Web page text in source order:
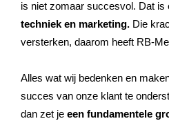
is niet zomaar succesvol. Dat is
techniek en marketing. Die
versterken, daarom heeft RB-
Alles wat wij bedenken en
succes van onze klant te
dan zet je een fundamentele